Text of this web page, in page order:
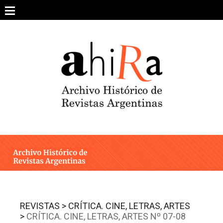
content
ARCHIVO DE REVISTAS
ESTUDIOS CRÍTICOS
INTEGRANTES
CONTACTO
REVISTAS > CRÍTICA. CINE, LETRAS, ARTES
> CRÍTICA. CINE, LETRAS, ARTES Nº 07-08